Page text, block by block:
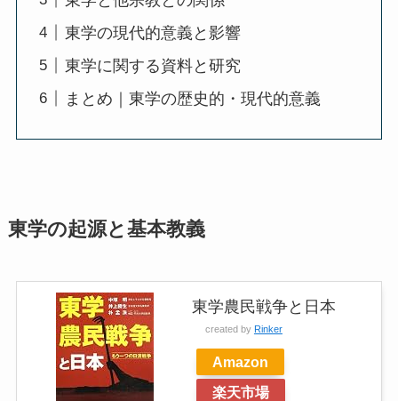
東学の現代的意義と影響
東学に関する資料と研究
まとめ｜東学の歴史的・現代的意義
東学の起源と基本教義
東学農民戦争と日本
created by Rinker
Amazon
楽天市場